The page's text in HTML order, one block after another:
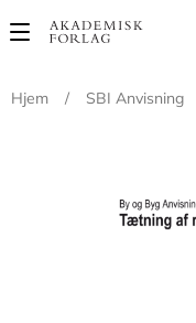
Main
Hjem
/ SBI Anvisning